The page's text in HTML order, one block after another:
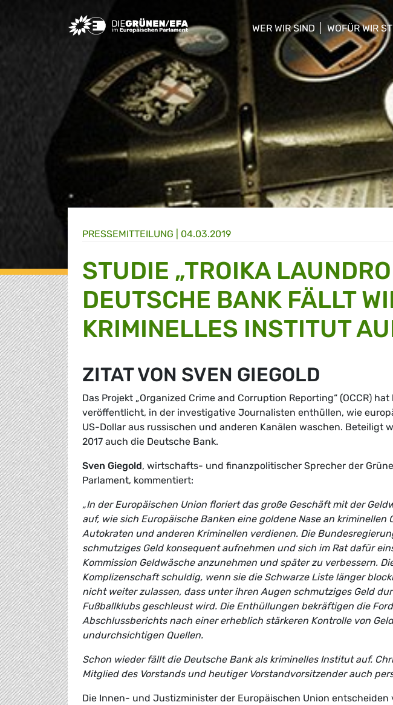
Greens/EFA Home
WER WIR SIND
show/hide sub menu
WOFÜR WIR
show/hide sub
PRESSE­MITTEILUNG 04.03.2019
STUDIE „TROIKA
DEUTSCHE BANK FÄLLT
KRIMINELLES INSTITUT
ZITAT VON SVEN GIEGOLD
Das Projekt „Organized Crime and Corruption Reporting“ (OCCR)
veröffentlicht, in der investigative Journalisten enthüllen, wie
US-Dollar aus russischen und anderen Kanälen waschen. Beteiligt
2017 auch die Deutsche Bank.
Sven Giegold, wirtschafts- und finanzpolitischer Sprecher der
Parlament, kommentiert:
„In der Europäischen Union floriert das große Geschäft mit der
auf, wie sich Europäische Banken eine goldene Nase an kriminellen
Autokraten und anderen Kriminellen verdienen. Die
schmutziges Geld konsequent aufnehmen und sich im Rat dafür
Kommission Geldwäsche anzunehmen und später zu verbessern.
Komplizenschaft schuldig, wenn sie die Schwarze Liste länger
nicht weiter zulassen, dass unter ihren Augen schmutziges Geld
Fußballklubs geschleust wird. Die Enthüllungen bekräftigen die
Abschlussberichts nach einer erheblich stärkeren Kontrolle von
undurchsichtigen Quellen.
Schon wieder fällt die Deutsche Bank als kriminelles Institut auf.
Mitglied des Vorstands und heutiger Vorstandvorsitzender auch
Die Innen- und Justizminister der Europäischen Union entscheiden